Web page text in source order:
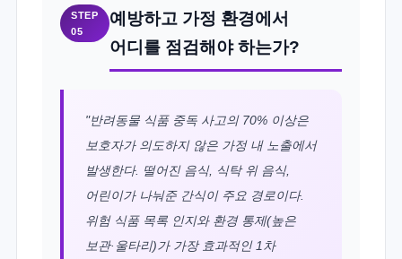
STEP
05
예방하고 가정 환경에서
어디를 점검해야 하는가?
"반려동물 식품 중독 사고의 70% 이상은
보호자가 의도하지 않은 가정 내 노출에서
발생한다. 떨어진 음식, 식탁 위 음식,
어린이가 나눠준 간식이 주요 경로이다.
위험 식품 목록 인지와 환경 통제(높은
보관·울타리)가 가장 효과적인 1차